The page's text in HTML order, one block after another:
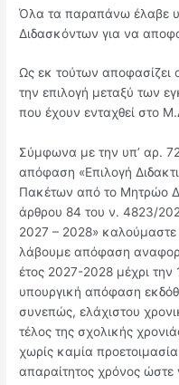
Όλα τα παραπάνω έλαβε
Διδασκόντων για να
Ως εκ τούτων αποφασίζει
την επιλογή μεταξύ των
που έχουν ενταχθεί στο
Σύμφωνα με την υπ’ αρ.
απόφαση «Επιλογή
Πακέτων από το Μητρώο
άρθρου 84 του ν. 4823/
2027 – 2028»
λάβουμε απόφαση
έτος 2027-2028 μέχρι
υπουργική απόφαση
συνεπώς, ελάχιστου
τέλος της σχολικής
χωρίς καμία
απαραίτητος χρόνος